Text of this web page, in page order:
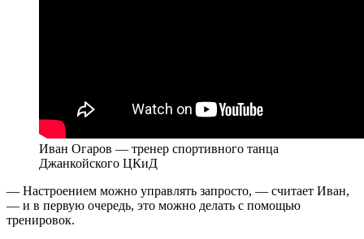
Иван Огаров — тренер спортивного танца
Джанкойского ЦКиД
— Настроением можно управлять запросто, — считает Иван,
— и в первую очередь, это можно делать с помощью
тренировок.